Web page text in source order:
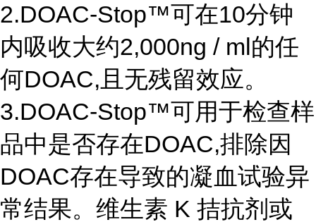
2.DOAC-Stop™可在10分钟
内吸收大约2,000ng / ml的任
何DOAC,且无残留效应。
3.DOAC-Stop™可用于检查样
品中是否存在DOAC,排除因
DOAC存在导致的凝血试验异
常结果。维生素 K 拮抗剂或